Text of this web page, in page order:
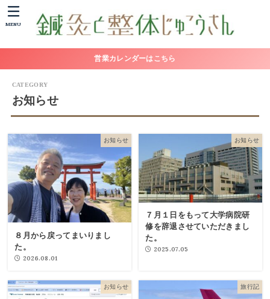
MENU
営業カレンダーはこちら
お知らせ
お知らせ
８月から戻ってまいりまし
た。
2026.08.01
お知らせ
７月１日をもって大学病院研
修を辞退させていただきまし
た。
2025.07.05
お知らせ 旅行記